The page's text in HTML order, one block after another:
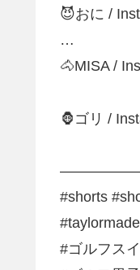
😈おに /
…
🐴MISA /
🦍ゴリ /
#shorts
#ゴルフス